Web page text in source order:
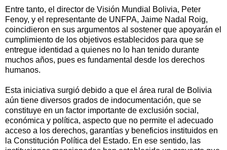
Entre tanto, el director de Visión Mundial Bolivia, Peter
Fenoy, y el representante de UNFPA, Jaime Nadal Roig,
coincidieron en sus argumentos al sostener que apoyarán el
cumplimiento de los objetivos establecidos para que se
entregue identidad a quienes no lo han tenido durante
muchos años, pues es fundamental desde los derechos
humanos.
Esta iniciativa surgió debido a que el área rural de Bolivia
aún tiene diversos grados de indocumentación, que se
constituye en un factor importante de exclusión social,
económica y política, aspecto que no permite el adecuado
acceso a los derechos, garantías y beneficios instituidos en
la Constitución Política del Estado. En ese sentido, las